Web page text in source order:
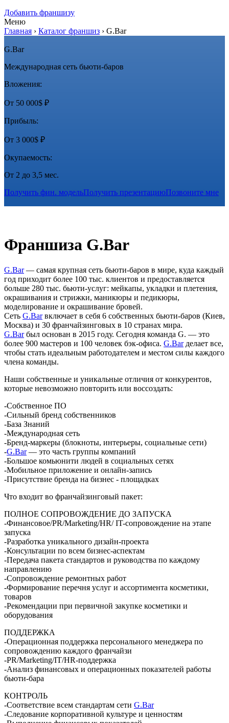
Добавить франшизу
Меню
Главная › Каталог франшиз › G.Bar
G.Bar
Международная сеть бьюти-баров
Вложения:
От 50 000$ ₽
Прибыль:
От 3 000$ ₽
Окупаемость:
От 2 до 3,5 мес.
Получить фин. модельПолучить презентациюПозвоните мне
Франшиза G.Bar
G.Bar— самая крупная сеть бьюти-баров в мире, куда каждый
год приходит более 100 тыс. клиентов и предоставляется
больше 280 тыс. бьюти-услуг: мейкапы, укладки и плетения,
окрашивания и стрижки, маникюры и педикюры,
моделирование и окрашивание бровей.
Сеть G.Barвключает в себя 6 собственных бьюти-баров (Киев,
Москва) и 30 франчайзинговых в 10 странах мира.
G.Barбыл основан в 2015 году. Сегодня команда G. — это
более 900 мастеров и 100 человек бэк-офиса. G.Barделает все,
чтобы стать идеальным работодателем и местом силы каждого
члена команды.
Наши собственные и уникальные отличия от конкурентов,
которые невозможно повторить или воссоздать:
-Собственное ПО
-Сильный бренд собственников
-База Знаний
-Международная сеть
-Бренд-маркеры (блокноты, интерьеры, социальные сети)
-G.Bar— это часть группы компаний
-Большое комьюнити людей в социальных сетях
-Мобильное приложение и онлайн-запись
-Присутствие бренда на бизнес - площадках
Что входит во франчайзинговый пакет:
ПОЛНОЕ СОПРОВОЖДЕНИЕ ДО ЗАПУСКА
-Финансовое/PR/Marketing/HR/ IT-сопровождение на этапе
запуска
-Разработка уникального дизайн-проекта
-Консультации по всем бизнес-аспектам
-Передача пакета стандартов и руководства по каждому
направлению
-Сопровождение ремонтных работ
-Формирование перечня услуг и ассортимента косметики,
товаров
-Рекомендации при первичной закупке косметики и
оборудования
ПОДДЕРЖКА
-Операционная поддержка персонального менеджера по
сопровождению каждого франчайзи
-PR/Marketing/IT/HR-поддержка
-Анализ финансовых и операционных показателей работы
бьюти-бара
КОНТРОЛЬ
-Соответствие всем стандартам сети G.Bar
-Следование корпоративной культуре и ценностям